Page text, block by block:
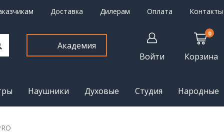
Доставка Дилерам Оплата Контакты
Академия
Войти
Корзина
0
Наушники Духовые Студия Народные